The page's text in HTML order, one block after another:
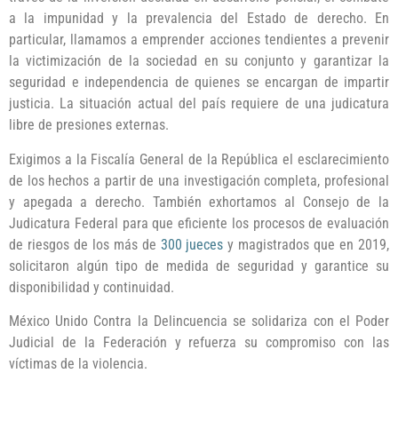
a la impunidad y la prevalencia del Estado de derecho. En
particular, llamamos a emprender acciones tendientes a prevenir
la victimización de la sociedad en su conjunto y garantizar la
seguridad e independencia de quienes se encargan de impartir
justicia. La situación actual del país requiere de una judicatura
libre de presiones externas.
Exigimos a la Fiscalía General de la República el esclarecimiento
de los hechos a partir de una investigación completa, profesional
y apegada a derecho. También exhortamos al Consejo de la
Judicatura Federal para que eficiente los procesos de evaluación
de riesgos de los más de 300 jueces y magistrados que en 2019,
solicitaron algún tipo de medida de seguridad y garantice su
disponibilidad y continuidad.
México Unido Contra la Delincuencia se solidariza con el Poder
Judicial de la Federación y refuerza su compromiso con las
víctimas de la violencia.